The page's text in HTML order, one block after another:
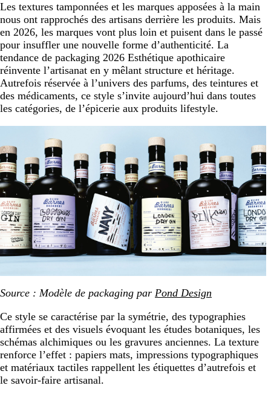
Les textures tamponnées et les marques apposées à la main
nous ont rapprochés des artisans derrière les produits. Mais
en 2026, les marques vont plus loin et puisent dans le passé
pour insuffler une nouvelle forme d’authenticité. La
tendance de packaging 2026 Esthétique apothicaire
réinvente l’artisanat en y mêlant structure et héritage.
Autrefois réservée à l’univers des parfums, des teintures et
des médicaments, ce style s’invite aujourd’hui dans toutes
les catégories, de l’épicerie aux produits lifestyle.
Source : Modèle de packaging par Pond Design
Ce style se caractérise par la symétrie, des typographies
affirmées et des visuels évoquant les études botaniques, les
schémas alchimiques ou les gravures anciennes. La texture
renforce l’effet : papiers mats, impressions typographiques
et matériaux tactiles rappellent les étiquettes d’autrefois et
le savoir-faire artisanal.